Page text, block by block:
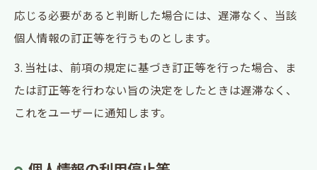
応じる必要があると判断した場合には、遅滞なく、当該
個人情報の訂正等を行うものとします。
3. 当社は、前項の規定に基づき訂正等を行った場合、ま
たは訂正等を行わない旨の決定をしたときは遅滞なく、
これをユーザーに通知します。